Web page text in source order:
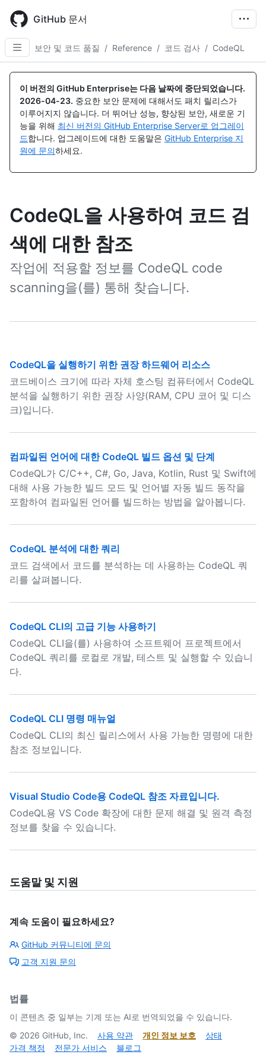
main
content
GitHub 문서
보안 및 코드 품질 / Reference / 코드 검사 / CodeQL
이 버전의 GitHub Enterprise는 다음 날짜에 중단되었습니다.
2026-04-23. 중요한 보안 문제에 대해서도 패치 릴리스가
이루어지지 않습니다. 더 뛰어난 성능, 향상된 보안, 새로운 기
능을 위해 최신 버전의 GitHub Enterprise Server로 업그레이
드합니다. 업그레이드에 대한 도움말은 GitHub Enterprise 지
원에 문의하세요.
CodeQL을 사용하여 코드 검
색에 대한 참조
작업에 적용할 정보를 CodeQL code
scanning을(를) 통해 찾습니다.
CodeQL을 실행하기 위한 권장 하드웨어 리소스
코드베이스 크기에 따라 자체 호스팅 컴퓨터에서 CodeQL
분석을 실행하기 위한 권장 사양(RAM, CPU 코어 및 디스
크)입니다.
컴파일된 언어에 대한 CodeQL 빌드 옵션 및 단계
CodeQL가 C/C++, C#, Go, Java, Kotlin, Rust 및 Swift에
대해 사용 가능한 빌드 모드 및 언어별 자동 빌드 동작을
포함하여 컴파일된 언어를 빌드하는 방법을 알아봅니다.
CodeQL 분석에 대한 쿼리
코드 검색에서 코드를 분석하는 데 사용하는 CodeQL 쿼
리를 살펴봅니다.
CodeQL CLI의 고급 기능 사용하기
CodeQL CLI을(를) 사용하여 소프트웨어 프로젝트에서
CodeQL 쿼리를 로컬로 개발, 테스트 및 실행할 수 있습니
다.
CodeQL CLI 명령 매뉴얼
CodeQL CLI의 최신 릴리스에서 사용 가능한 명령에 대한
참조 정보입니다.
Visual Studio Code용 CodeQL 참조 자료입니다.
CodeQL용 VS Code 확장에 대한 문제 해결 및 원격 측정
정보를 찾을 수 있습니다.
도움말 및 지원
계속 도움이 필요하세요?
GitHub 커뮤니티에 문의
고객 지원 문의
법률
이 콘텐츠 중 일부는 기계 또는 AI로 번역되었을 수 있습니다.
© 2026 GitHub, Inc. 사용 약관 개인 정보 보호
상태
가격 책정
전문가 서비스 블로그